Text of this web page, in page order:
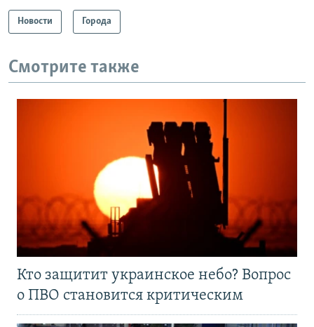
Новости Города
Смотрите также
Кто защитит украинское небо? Вопрос
о ПВО становится критическим